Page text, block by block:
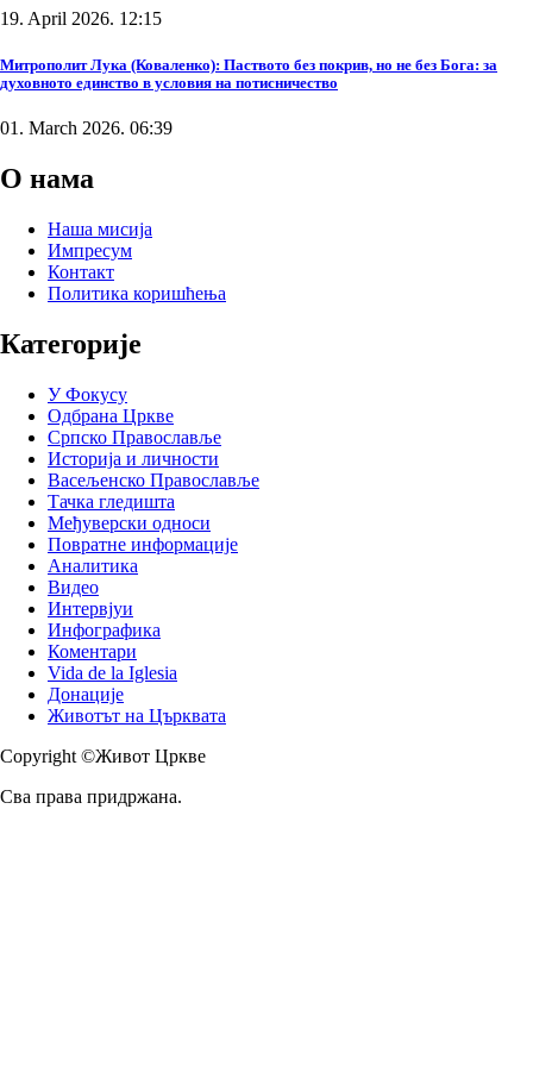
19. April 2026. 12:15
Митрополит Лука (Коваленко): Паството без покрив, но не без Бога: за
духовното единство в условия на потисничество
01. March 2026. 06:39
О нама
Наша мисија
Импресум
Контакт
Политика коришћења
Категорије
У Фокусу
Одбрана Цркве
Српско Православље
Историја и личности
Васељенско Православље
Тачка гледишта
Међуверски односи
Повратне информације
Аналитика
Видео
Интервјуи
Инфографика
Коментари
Vida de la Iglesia
Донације
Животът на Църквата
Copyright ©Живот Цркве
Сва права придржана.